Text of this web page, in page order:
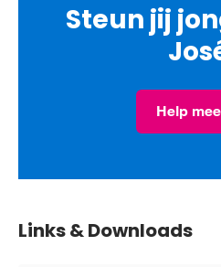
Steun jij
Help
Links & Downloads